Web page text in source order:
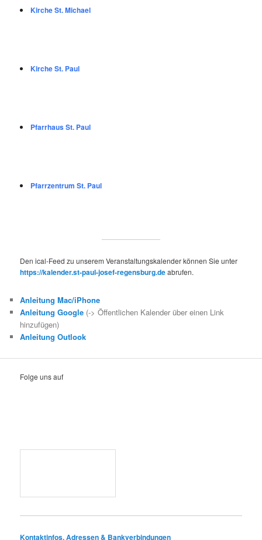
Kirche St. Michael
Kirche St. Paul
Pfarrhaus St. Paul
Pfarrzentrum St. Paul
Den ical-Feed zu unserem Veranstaltungskalender können Sie unter
https://kalender.st-paul-josef-regensburg.deabrufen.
Anleitung Mac/iPhone
Anleitung Google (-> Öffentlichen Kalender über einen Link
hinzufügen)
Anleitung Outlook
Folge uns auf
Kontaktinfos, Adressen & Bankverbindungen